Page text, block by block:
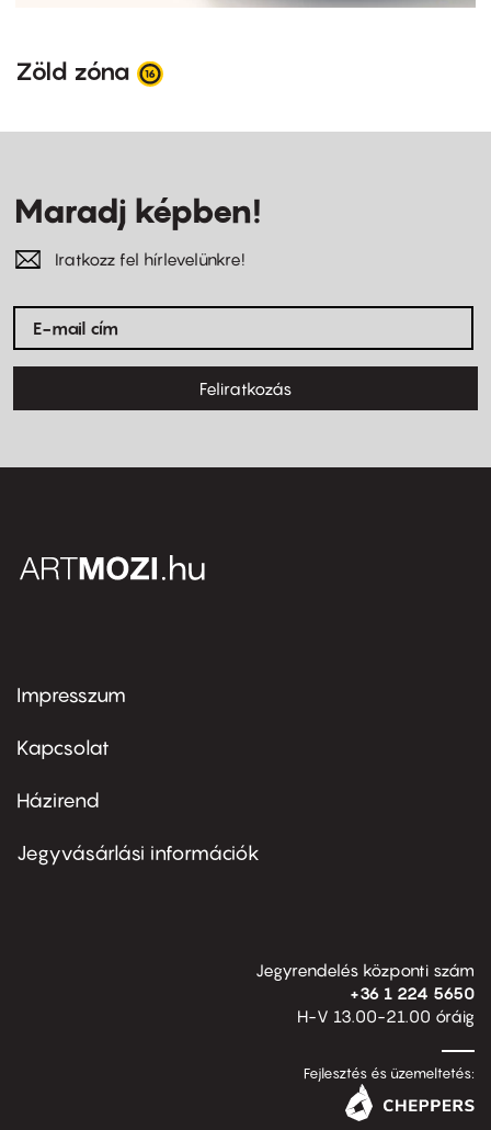
Zöld zóna
Maradj képben!
Iratkozz fel hírlevelünkre!
Feliratkozás
Footer
first
Impresszum
Kapcsolat
Footer
second
Házirend
Jegyvásárlási információk
Jegyrendelés központi szám
+36 1 224 5650
H-V 13.00-21.00 óráig
Fejlesztés és üzemeltetés: